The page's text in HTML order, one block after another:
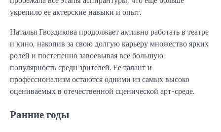
укрепило ее актерские навыки и опыт.
Наталья Гвоздикова продолжает активно работать в театре
и кино, накопив за свою долгую карьеру множество ярких
ролей и постепенно завоевывая все большую
популярность среди зрителей. Ее талант и
профессионализм остаются одними из самых высоко
оцениваемых в отечественной сценической арт-среде.
Ранние годы